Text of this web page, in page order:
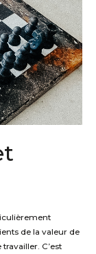
de la valeur de
C’est